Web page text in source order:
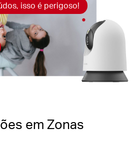
isso é perigoso!
em Zonas